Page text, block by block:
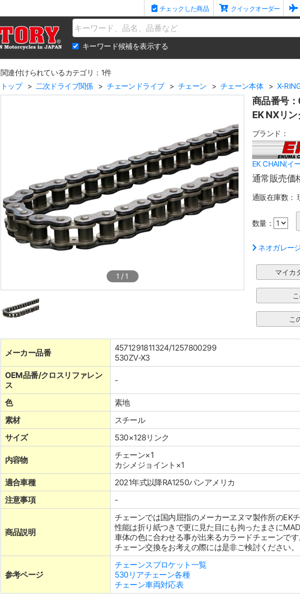
チェックした商品 クイックオーダー
Name
キーワード候補を表示する
関連付けられているカテゴリ：1件
トップ
二次ドライブ関係 チェーンドライブ チェーン チェーン本体 X-
1 / 1
商品番号
EK NXリ
ブランド：
EK CHAIN(イ
通常販売価
通販在庫数：
数量：
ネオガレー
メーカー品番
4571291811324/1257800299
530ZV-X3
OEM品番/クロスリファレン
ス
-
色
素地
素材
スチール
サイズ
530×128リンク
内容物
チェーン×1
カシメジョイント×1
適合車種
2021年式以降RA1250パンアメリカ
注意事項
-
商品説明
チェーンでは国内屈指のメーカーヱヌマ製作所のEKチ
性能は折り紙つきで更に見た目にも拘ったまさに
車体の色に合わせる事が出来るカラードチェーンです
チェーン交換をお考えの際には是非ご検討ください。
参考ページ
チェーンスプロケット一覧
530リアチェーン各種
チェーン車両対応表